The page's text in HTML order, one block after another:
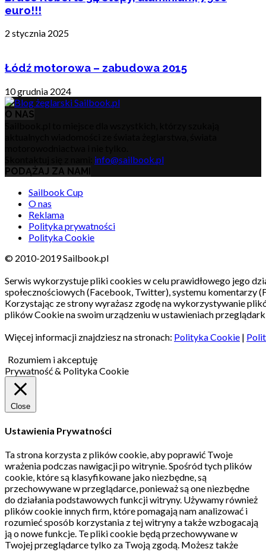
euro!!!
2 stycznia 2025
Łódź motorowa – zabudowa 2015
10 grudnia 2024
O NAS
info@sailbook.pl
PODĄŻAJ ZA NAMI
Sailbook Cup
O nas
Reklama
Polityka prywatności
Polityka Cookie
© 2010-2019 Sailbook.pl
Serwis wykorzystuje pliki cookies w celu prawidłowego jego
społecznościowych (Facebook, Twitter), systemu komentarzy
Korzystając ze strony wyrażasz zgodę na wykorzystywanie
plików Cookie na swoim urządzeniu w ustawieniach
Więcej informacji znajdziesz na stronach: Polityka Cookie |
Rozumiem i akceptuję
Prywatność & Polityka Cookie
Close
Ustawienia Prywatności
Ta strona korzysta z plików cookie, aby poprawić Twoje
wrażenia podczas nawigacji po witrynie.Spośród tych plików
cookie, które są klasyfikowane jako niezbędne, są
przechowywane w przeglądarce, ponieważ są one niezbędne
do działania podstawowych funkcji witryny. Używamy również
plików cookie innych firm, które pomagają nam analizować i
rozumieć sposób korzystania z tej witryny a także wzbogacają
ją o nowe funkcje. Te pliki cookie będą przechowywane w
Twojej przeglądarce tylko za Twoją zgodą. Możesz także